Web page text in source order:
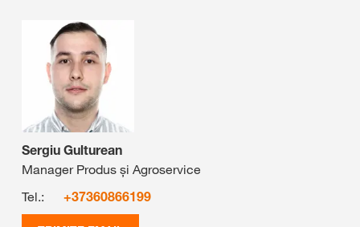
Sergiu Gulturean
Manager Produs și Agroservice
Tel.:
+37360866199